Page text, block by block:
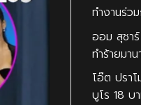
ทำงานร่
ออม สุชา
ทำร้ายมาน
โอ๊ต ปรา
บูโร 18 บ